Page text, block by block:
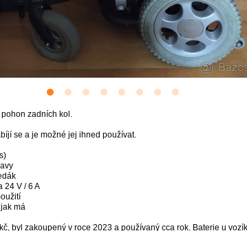
zadních kol.
se a je možné jej ihned používat.
24 V / 6 A
má
byl zakoupený v roce 2023 a používaný cca rok. Baterie u